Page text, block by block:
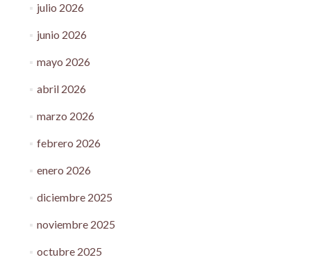
julio 2026
junio 2026
mayo 2026
abril 2026
marzo 2026
febrero 2026
enero 2026
diciembre 2025
noviembre 2025
octubre 2025